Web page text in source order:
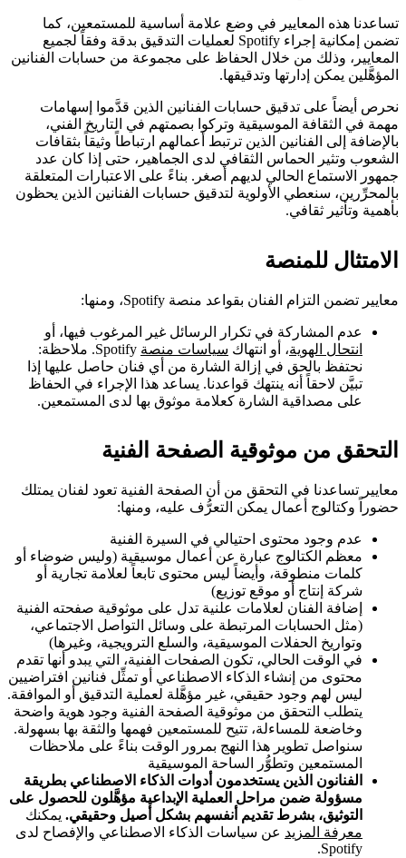
تساعدنا هذه المعايير في وضع علامة أساسية للمستمعين، كما
تضمن إمكانية إجراء Spotify لعمليات التدقيق بدقة وفقاً لجميع
المعايير، وذلك من خلال الحفاظ على مجموعة من حسابات الفنانين
المؤهَّلين يمكن إدارتها وتدقيقها.
نحرص أيضاً على تدقيق حسابات الفنانين الذين قدَّموا إسهامات
مهمة في الثقافة الموسيقية وتركوا بصمتهم في التاريخ الفني،
بالإضافة إلى الفنانين الذين ترتبط أعمالهم ارتباطاً وثيقاً بثقافات
الشعوب وتثير الحماس الثقافي لدى الجماهير، حتى إذا كان عدد
جمهور الاستماع الحالي لديهم أصغر. بناءً على الاعتبارات المتعلقة
بالمحرِّرين، سنعطي الأولوية لتدقيق حسابات الفنانين الذين يحظون
بأهمية وتأثير ثقافي.
الامتثال للمنصة
معايير تضمن التزام الفنان بقواعد منصة Spotify، ومنها:
عدم المشاركة في تكرار الرسائل غير المرغوب فيها، أو
انتحال الهوية، أو انتهاك سياسات منصة
Spotify. ملاحظة:
نحتفظ بالحق في إزالة الشارة من أي فنان حاصل عليها إذا
تبيَّن لاحقاً أنه ينتهك قواعدنا. يساعد هذا الإجراء في الحفاظ
على مصداقية الشارة كعلامة موثوق بها لدى المستمعين.
التحقق من موثوقية الصفحة الفنية
معايير تساعدنا في التحقق من أن الصفحة الفنية تعود لفنان يمتلك
حضوراً وكتالوج أعمال يمكن التعرُّف عليه، ومنها:
عدم وجود محتوى احتيالي في السيرة الفنية
معظم الكتالوج عبارة عن أعمال موسيقية (وليس ضوضاء أو
كلمات منطوقة، وأيضاً ليس محتوى تابعاً لعلامة تجارية أو
شركة إنتاج أو موقع توزيع)
إضافة الفنان لعلامات علنية تدل على موثوقية صفحته الفنية
(مثل الحسابات المرتبطة على وسائل التواصل الاجتماعي،
وتواريخ الحفلات الموسيقية، والسلع الترويجية، وغيرها)
في الوقت الحالي، تكون الصفحات الفنية، التي يبدو أنها تقدم
محتوى من إنشاء الذكاء الاصطناعي أو تمثِّل فنانين افتراضيين
ليس لهم وجود حقيقي، غير مؤهَّلة لعملية التدقيق أو الموافقة.
يتطلب التحقق من موثوقية الصفحة الفنية وجود هوية واضحة
وخاضعة للمساءلة، تتيح للمستمعين فهمها والثقة بها بسهولة.
سنواصل تطوير هذا النهج بمرور الوقت بناءً على ملاحظات
المستمعين وتطوُّر الساحة الموسيقية
الفنانون الذين يستخدمون أدوات الذكاء الاصطناعي بطريقة
مسؤولة ضمن مراحل العملية الإبداعية مؤهَّلون للحصول على
التوثيق، بشرط تقديم أنفسهم بشكل أصيل وحقيقي. يمكنك
معرفة المزيد عن سياسات الذكاء الاصطناعي والإفصاح لدى
Spotify.